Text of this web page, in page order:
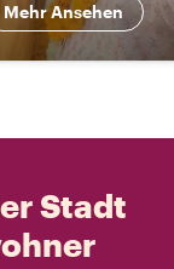
Mehr Ansehen
Stadt